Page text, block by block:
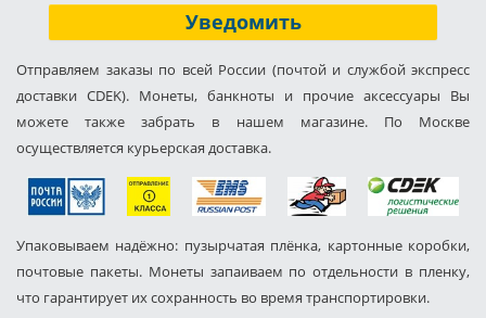
Уведомить
Отправляем заказы по всей России (почтой и службой экспресс
доставки CDEK). Монеты, банкноты и прочие аксессуары Вы
можете также забрать в нашем магазине. По Москве
осуществляется курьерская доставка.
Упаковываем надёжно: пузырчатая плёнка, картонные коробки,
почтовые пакеты. Монеты запаиваем по отдельности в пленку,
что гарантирует их сохранность во время транспортировки.